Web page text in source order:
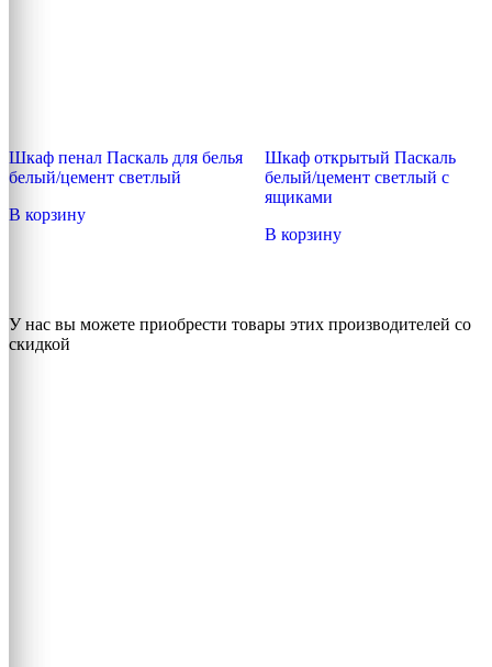
Шкаф пенал Паскаль для белья
белый/цемент светлый
В корзину
Шкаф открытый Паскаль
белый/цемент светлый с
ящиками
В корзину
У нас вы можете приобрести товары этих производителей со
скидкой